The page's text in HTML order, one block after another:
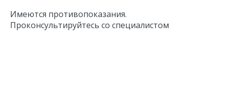
Имеются противопоказания.
Проконсультируйтесь со специалистом